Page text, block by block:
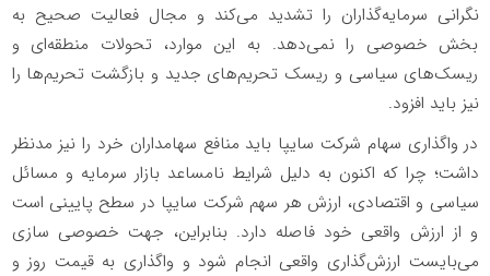
نگرانی سرمایه‌گذاران را تشدید می‌کند و مجال فعالیت صحیح به
بخش خصوصی را نمی‌دهد. به این موارد، تحولات منطقه‌ای و
ریسک‌های سیاسی و ریسک تحریم‌های جدید و بازگشت تحریم‌ها را
نیز باید افزود.
در واگذاری سهام شرکت سایپا باید منافع سهامداران خرد را نیز مدنظر
داشت؛ چرا که اکنون به دلیل شرایط نامساعد بازار سرمایه و مسائل
سیاسی و اقتصادی، ارزش هر سهم شرکت سایپا در سطح پایینی است
و از ارزش واقعی خود فاصله دارد. بنابراین، جهت خصوصی سازی
می‌بایست ارزش‌گذاری واقعی انجام شود و واگذاری به قیمت روز و